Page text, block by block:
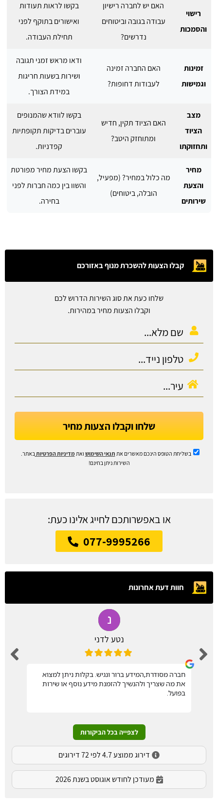
רישוי
והסמכות
האם יש לחברה רישיון
עבודה בגובה וביטוחים
נדרשים?
בקשו לראות תעודות
ואישורים בתוקף לפני
תחילת העבודה.
זמינות
וגמישות
האם החברה זמינה
לעבודות דחופות?
ודאו מראש זמני תגובה
ושירות בשעות חריגות
במידת הצורך.
מצב
הציוד
ותחזוקתו
האם הציוד תקין, חדיש
ומתוחזק היטב?
בקשו לוודא שהמנופים
עוברים בדיקות תקופתיות
קפדניות.
מחיר
והצעת
שירותים
מה כלול במחיר? (מפעיל,
הובלה, ביטוחים)
בקשו הצעת מחיר מפורטת
והשוו בין כמה חברות לפני
בחירה.
קבלו הצעות להשכרת מנוף באזורכם
שלחו כעת את סוג השירות הדרוש לכם
וקבלו הצעות מחיר במהירות.
שלחו וקבלו הצעות מחיר
בשליחת הטופס הינכם מאשרים את תנאי השימוש ואתמדיניות הפרטיותבאתר.
השירות ניתן בחינם!
או באפשרותכם לחייג אלינו כעת:
077-9995266
חוות דעת אחרונות
נטע לדני
חברה מסודרת,המידע ברור ונגיש. בקלות ניתן למצוא
את מה שצריך ולהנשיך להזמנת מידע נוסף או שירות
בפועל.
לצפייה בכל הביקורות
דירוג ממוצע 4.7 לפי 72 דירוגים
מעודכן לחודש אוגוסט בשנת 2026